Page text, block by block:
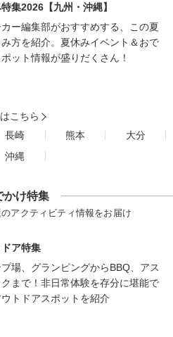
集2026【九州・沖縄】
ー編集部がおすすめする、この夏
方を紹介。夏休みイベント＆おで
ット情報が盛りだくさん！
こちら
長崎 熊本
大分
沖縄
かけ特集
アクティビティ情報をお届け
ア特集
場、グランピングからBBQ、アス
クまで！非日常体験を存分に堪能で
ウトドアスポットを紹介